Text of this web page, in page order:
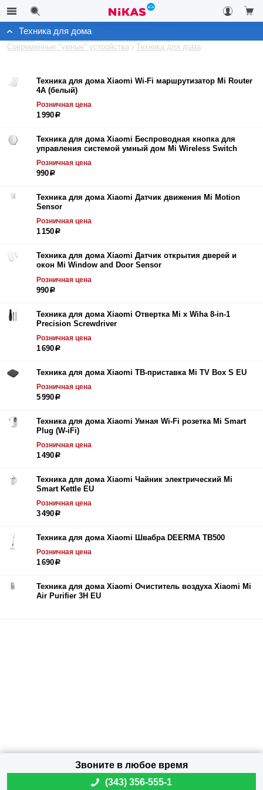
Автомобильные аксессуары
Современные "умные" устройства
Техника для дома
Техника для дома
Техника для дома Xiaomi Wi-Fi маршрутизатор Mi Router
4A (белый)
Розничная цена
1 990р
Техника для дома Xiaomi Беспроводная кнопка для
управления системой умный дом Mi Wireless Switch
Розничная цена
990р
Техника для дома Xiaomi Датчик движения Mi Motion
Sensor
Розничная цена
1 150р
Техника для дома Xiaomi Датчик открытия дверей и
окон Mi Window and Door Sensor
Розничная цена
990р
Техника для дома Xiaomi Отвертка Mi x Wiha 8-in-1
Precision Screwdriver
Розничная цена
1 690р
Техника для дома Xiaomi ТВ-приставка Mi TV Box S EU
Розничная цена
5 990р
Техника для дома Xiaomi Умная Wi-Fi розетка Mi Smart
Plug (W-iFi)
Розничная цена
1 490р
Техника для дома Xiaomi Чайник электрический Mi
Smart Kettle EU
Розничная цена
3 490р
Техника для дома Xiaomi Швабра DEERMA TB500
Розничная цена
1 690р
Техника для дома Xiaomi Очиститель воздуха Xiaomi Mi
Air Purifier 3H EU
(343) 356-555-1